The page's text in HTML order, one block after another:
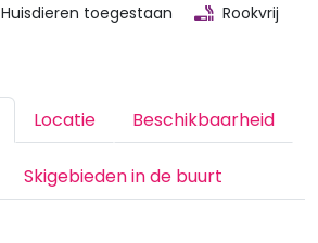
Huisdieren toegestaan Rookvrij
Locatie Beschikbaarheid
Skigebieden in de buurt